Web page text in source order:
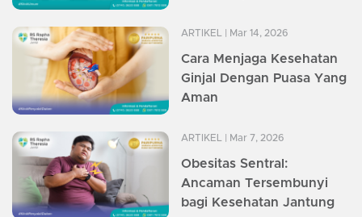
ARTIKEL | Mar 14, 2026
Cara Menjaga Kesehatan
Ginjal Dengan Puasa Yang
Aman
ARTIKEL | Mar 7, 2026
Obesitas Sentral:
Ancaman Tersembunyi
bagi Kesehatan Jantung